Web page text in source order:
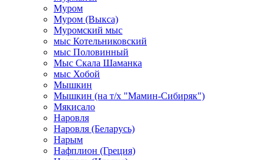
Муром
Муром (Выкса)
Муромский мыс
мыс Котельниковский
мыс Половинный
Мыс Скала Шаманка
мыс Хобой
Мышкин
Мышкин (на т/х "Мамин-Сибиряк")
Мякисало
Наровля
Наровля (Беларусь)
Нарым
Нафплион (Греция)